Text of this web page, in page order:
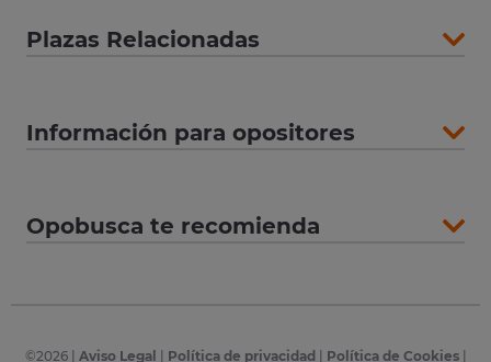
Plazas Relacionadas
Información para opositores
Opobusca te recomienda
©2026| Aviso Legal Política de privacidad Política de Cookies|